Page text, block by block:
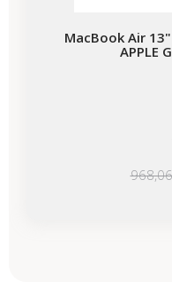
MacBook Air
APPLE